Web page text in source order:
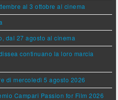
al 3 ottobre al cinema
dal 27 agosto al cinema
continuano la loro marcia
di mercoledì 5 agosto 2026
Campari Passion for Film 2026